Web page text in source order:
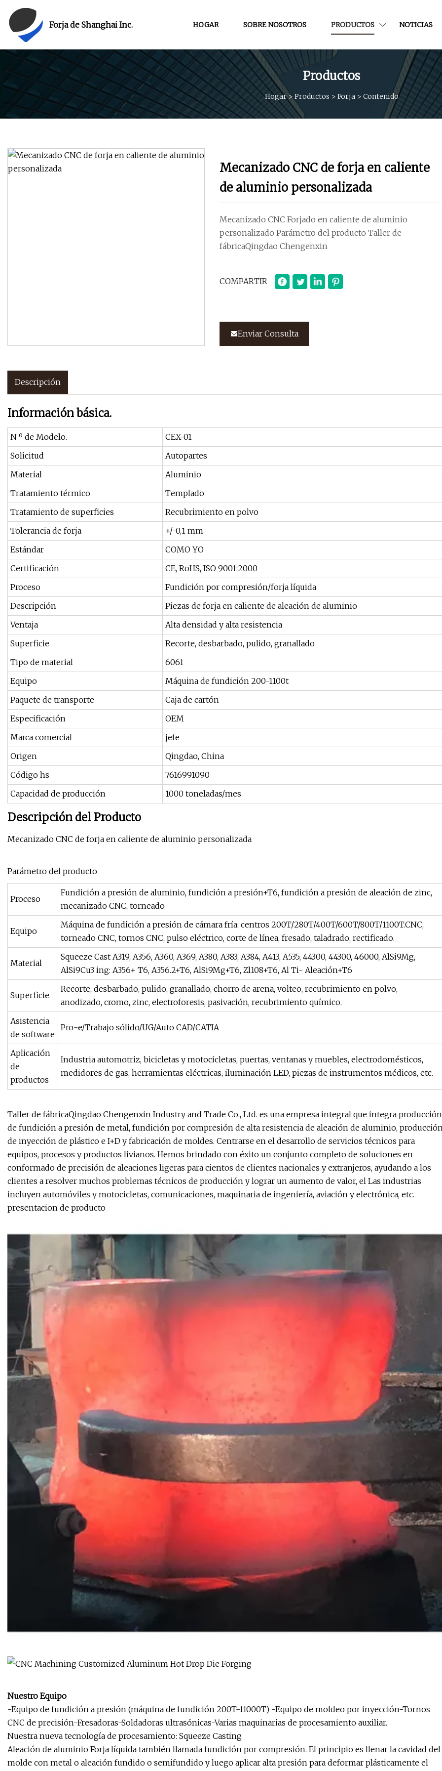
Forja de Shanghai Inc. HOGAR SOBRE NOSOTROS PRODUCTOS NOTICIAS
Productos
Hogar> Productos > Forja > Contenido
Mecanizado CNC de forja en caliente
de aluminio personalizada
Mecanizado CNC Forjado en caliente de aluminio
personalizado Parámetro del producto Taller de
fábricaQingdao Chengenxin
COMPARTIR
Enviar Consulta
Descripción
Información básica.
N º de Modelo.
CEX-01
Solicitud
Autopartes
Material
Aluminio
Tratamiento térmico
Templado
Tratamiento de superficies
Recubrimiento en polvo
Tolerancia de forja
+/-0,1 mm
Estándar
COMO YO
Certificación
CE, RoHS, ISO 9001:2000
Proceso
Fundición por compresión/forja líquida
Descripción
Piezas de forja en caliente de aleación de aluminio
Ventaja
Alta densidad y alta resistencia
Superficie
Recorte, desbarbado, pulido, granallado
Tipo de material
6061
Equipo
Máquina de fundición 200-1100t
Paquete de transporte
Caja de cartón
Especificación
OEM
Marca comercial
jefe
Origen
Qingdao, China
Código hs
7616991090
Capacidad de producción
1000 toneladas/mes
Descripción del Producto
Mecanizado CNC de forja en caliente de aluminio personalizada
Parámetro del producto
Proceso
Fundición a presión de aluminio, fundición a presión+T6, fundición a presión de aleación de zinc,
mecanizado CNC, torneado
Equipo
Máquina de fundición a presión de cámara fría: centros 200T/280T/400T/600T/800T/1100T.CNC,
torneado CNC, tornos CNC, pulso eléctrico, corte de línea, fresado, taladrado, rectificado.
Material
Squeeze Cast A319, A356, A360, A369, A380, A383, A384, A413, A535, 44300, 44300, 46000, AlSi9Mg,
AlSi9Cu3 ing: A356+ T6, A356.2+T6, AlSi9Mg+T6, Zl108+T6, Al Ti- Aleación+T6
Superficie
Recorte, desbarbado, pulido, granallado, chorro de arena, volteo, recubrimiento en polvo,
anodizado, cromo, zinc, electroforesis, pasivación, recubrimiento químico.
Asistencia
de software
Pro-e/Trabajo sólido/UG/Auto CAD/CATIA
Aplicación
de
productos
Industria automotriz, bicicletas y motocicletas, puertas, ventanas y muebles, electrodomésticos,
medidores de gas, herramientas eléctricas, iluminación LED, piezas de instrumentos médicos, etc.
Taller de fábricaQingdao Chengenxin Industry and Trade Co., Ltd. es una empresa integral que integra producción
de fundición a presión de metal, fundición por compresión de alta resistencia de aleación de aluminio,
de inyección de plástico e I+D y fabricación de moldes. Centrarse en el desarrollo de servicios técnicos para
equipos, procesos y productos livianos. Hemos brindado con éxito un conjunto completo de soluciones en
conformado de precisión de aleaciones ligeras para cientos de clientes nacionales y extranjeros, ayudando a los
clientes a resolver muchos problemas técnicos de producción y lograr un aumento de valor, el Las industrias
incluyen automóviles y motocicletas, comunicaciones, maquinaria de ingeniería, aviación y electrónica, etc.
presentacion de producto
Nuestro Equipo
-Equipo de fundición a presión (máquina de fundición 200T-11000T) -Equipo de moldeo por inyección-Tornos
CNC de precisión-Fresadoras-Soldadoras ultrasónicas-Varias maquinarias de procesamiento auxiliar.
Nuestra nueva tecnología de procesamiento: Squeeze Casting
Aleación de aluminio Forja líquida también llamada fundición por compresión. El principio es llenar la cavidad del
molde con metal o aleación fundido o semifundido y luego aplicar alta presión para deformar plásticamente el